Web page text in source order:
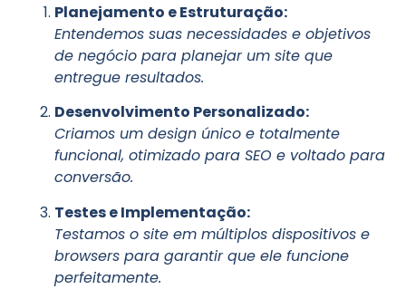
Planejamento e Estruturação:
Entendemos suas necessidades e objetivos
de negócio para planejar um site que
entregue resultados.
Desenvolvimento Personalizado:
Criamos um design único e totalmente
funcional, otimizado para SEO e voltado para
conversão.
Testes e Implementação:
Testamos o site em múltiplos dispositivos e
browsers para garantir que ele funcione
perfeitamente.